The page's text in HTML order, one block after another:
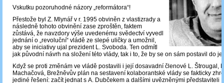
Vskutku pozoruhodné názory „reformátora“!
Přestože byl Z. Mlynář v r. 1995 obviněn z vlastizrady a
následně tohoto obvinění zase zproštěn, faktem
zůstává, že navzdory výše uvedenému svědectví vyvedl
jednání o „revoluční“ vládě ze slepé uličky a umožnil,
aby se iniciativy ujal prezident L. Svoboda. Ten odmítl
jak původní návrh na složení této vlády, tak i to, že by se on sám postavil do
Když se proti změnám ve vládě postavili i její dosavadní členové L. Štrougal,
Machačová, Brežněvův plán na sestavení kolaborantské vlády se fakticky
jediné řešení: začít jednat s A. Dubčekem a dalšími uvězněnými představiteli